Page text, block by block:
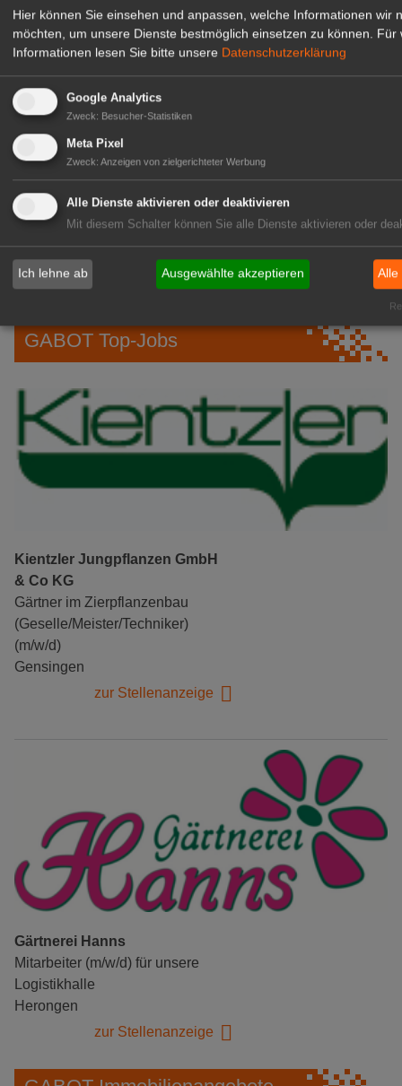
08.
Aug
FDF-Bundesverband:
Kommissarisches Leitungsteam
08.
Aug
"1000 gute Gründe": Ein Hauch von
Provence
08.
Ökokiste e.V.: 30 Jahre Bio ohne
Umwege
08.
IPZ: Robert Knöferl übernimmt die
Leitung
08.
Aug
TUM: Unterirdische Pilz-Netzwerke
erstmals in 3D
GABOT Top-Jobs
Kientzler Jungpflanzen GmbH
& Co KG
Gärtner im Zierpflanzenbau
(Geselle/Meister/Techniker)
(m/w/d)
Gensingen
zur Stellenanzeige
Gärtnerei Hanns
Mitarbeiter (m/w/d) für unsere
Logistikhalle
Herongen
zur Stellenanzeige
Hier können Sie einsehen und anpassen, welche Informationen wir
möchten, um unsere Dienste bestmöglich einsetzen zu können. Für
Informationen lesen Sie bitte unsere Datenschutzerklärung
Google Analytics
Zweck: Besucher-Statistiken
Meta Pixel
Zweck: Anzeigen von zielgerichteter Werbung
Alle Dienste aktivieren oder deaktivieren
Mit diesem Schalter können Sie alle Dienste aktivieren oder
Ich lehne ab Ausgewählte akzeptieren Alle